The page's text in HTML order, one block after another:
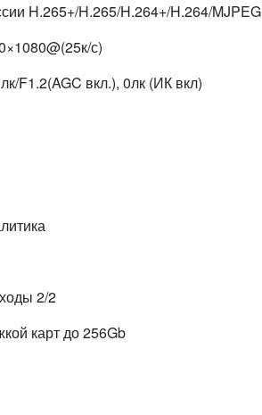
H.265+/H.265/H.264+/H.264/MJPEG
с)
F1.2(AGC вкл.), 0лк (ИК вкл)
2/2
карт до 256Gb